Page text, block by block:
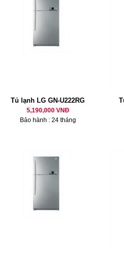
Tủ lạnh LG GN-U222RG
5,190,000 VNĐ
Bảo hành : 24 tháng